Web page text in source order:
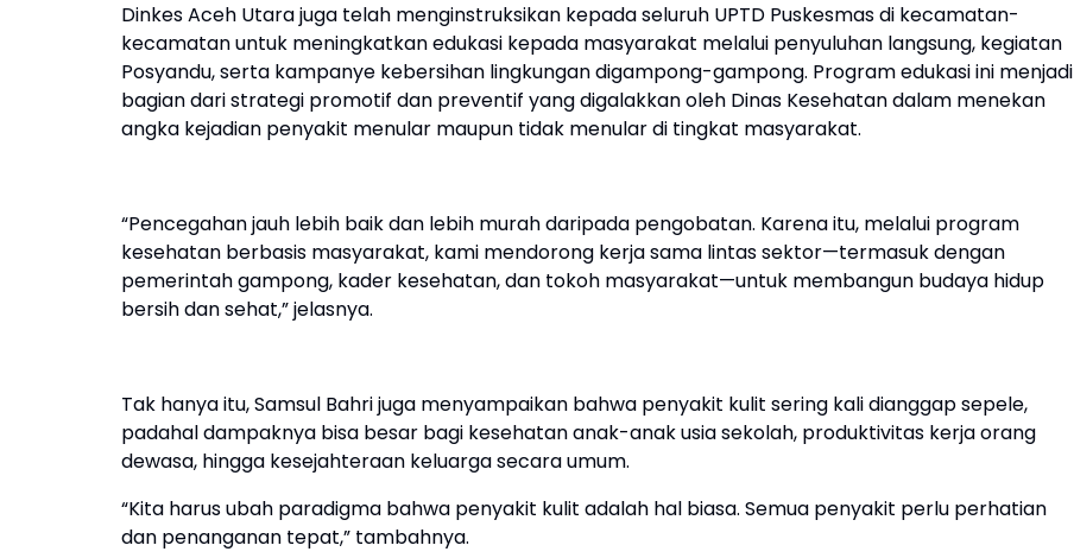
Dinkes Aceh Utara juga telah menginstruksikan kepada seluruh UPTD Puskesmas di kecamatan-
kecamatan untuk meningkatkan edukasi kepada masyarakat melalui penyuluhan langsung, kegiatan
Posyandu, serta kampanye kebersihan lingkungan digampong-gampong. Program edukasi ini menjadi
bagian dari strategi promotif dan preventif yang digalakkan oleh Dinas Kesehatan dalam menekan
angka kejadian penyakit menular maupun tidak menular di tingkat masyarakat.
“Pencegahan jauh lebih baik dan lebih murah daripada pengobatan. Karena itu, melalui program
kesehatan berbasis masyarakat, kami mendorong kerja sama lintas sektor—termasuk dengan
pemerintah gampong, kader kesehatan, dan tokoh masyarakat—untuk membangun budaya hidup
bersih dan sehat,” jelasnya.
Tak hanya itu, Samsul Bahri juga menyampaikan bahwa penyakit kulit sering kali dianggap sepele,
padahal dampaknya bisa besar bagi kesehatan anak-anak usia sekolah, produktivitas kerja orang
dewasa, hingga kesejahteraan keluarga secara umum.
“Kita harus ubah paradigma bahwa penyakit kulit adalah hal biasa. Semua penyakit perlu perhatian
dan penanganan tepat,” tambahnya.